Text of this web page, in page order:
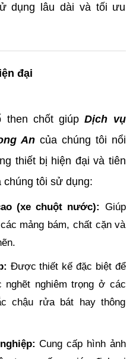
dụng lâu dài và tối ưu
đại
then chốt giúpDịch vụ
Ancủa chúng tôi nổi
thiết bị hiện đại và tiên
tôi sử dụng:
(xe chuột nước): Giúp
mảng bám, chất cặn và
Được thiết kế đặc biệt để
nghiêm trọng ở các
chậu rửa bát hay thông
Cung cấp hình ảnh